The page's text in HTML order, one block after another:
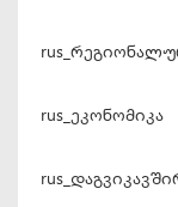
rus_ეკონომიკა